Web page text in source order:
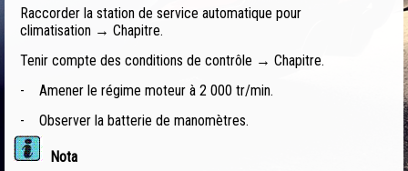
Raccorder la station de service automatique pour
climatisation → Chapitre.
Tenir compte des conditions de contrôle → Chapitre.
-
Amener le régime moteur à 2 000 tr/min.
-
Observer la batterie de manomètres.
Nota